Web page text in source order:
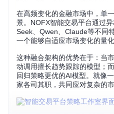
在高频变化的金融市场中，单
景。NOFX智能交易平台通过
Seek、Qwen、Claude等不同
一个能够自适应市场变化的量化
这种融合架构的优势在于：当
动调用擅长趋势跟踪的模型；
回归策略更优的AI模型。就像
家各司其职，共同应对复杂的市